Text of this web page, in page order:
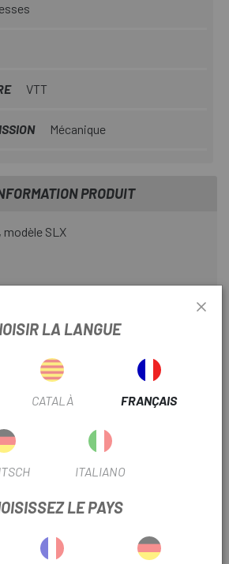
VTT
Mécanique
PRODUIT
modèle SLX
plus rapide et sans impact
vitesses)
sur le dérailleur arrière et la chaîne
LA LANGUE
CATALÀ FRANÇAIS
ITALIANO
LE PAYS